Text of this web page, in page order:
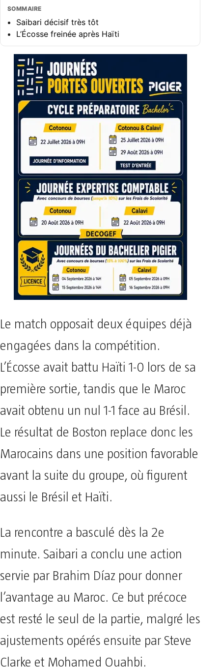
SOMMAIRE
Saibari décisif très tôt
L’Écosse freinée après Haïti
Le match opposait deux équipes déjà
engagées dans la compétition.
L’Écosse avait battu Haïti 1-0 lors de sa
première sortie, tandis que le Maroc
avait obtenu un nul 1-1 face au Brésil.
Le résultat de Boston replace donc les
Marocains dans une position favorable
avant la suite du groupe, où figurent
aussi le Brésil et Haïti.
La rencontre a basculé dès la 2e
minute. Saibari a conclu une action
servie par Brahim Díaz pour donner
l’avantage au Maroc. Ce but précoce
est resté le seul de la partie, malgré les
ajustements opérés ensuite par Steve
Clarke et Mohamed Ouahbi.